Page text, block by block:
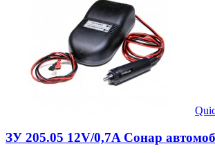
ЗУ 205.05 12V/0,7A Сонар